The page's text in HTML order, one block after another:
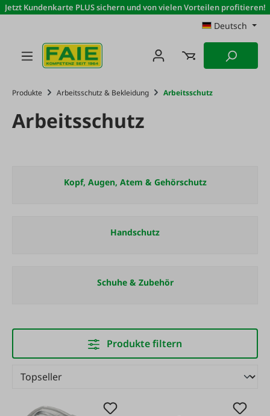
Zum Hauptinhalt springen
Jetzt Kundenkarte PLUS sichern und von vielen Vorteilen profitieren!
Deutsch
Produkte Arbeitsschutz & Bekleidung Arbeitsschutz
Arbeitsschutz
Kopf, Augen, Atem & Gehörschutz
Handschutz
Schuhe & Zubehör
Produkte filtern